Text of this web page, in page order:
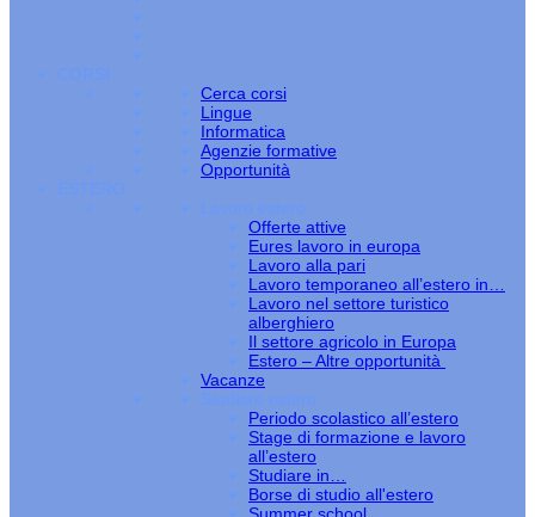
CORSI
Cerca corsi
Lingue
Informatica
Agenzie formative
Opportunità
ESTERO
Lavoro estero
Offerte attive
Eures lavoro in europa
Lavoro alla pari
Lavoro temporaneo all’estero in…
Lavoro nel settore turistico
alberghiero
Il settore agricolo in Europa
Estero – Altre opportunità
Vacanze
Studiare estero
Periodo scolastico all’estero
Stage di formazione e lavoro
all’estero
Studiare in…
Borse di studio all'estero